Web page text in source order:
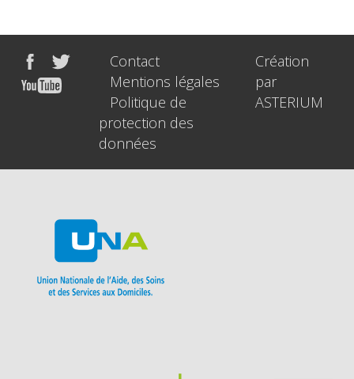
Contact
Mentions légales
Politique de
protection des
données
Création
par
ASTERIUM